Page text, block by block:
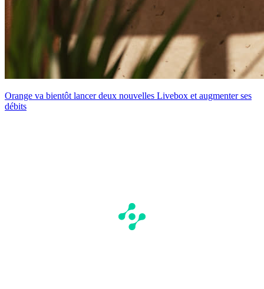
Orange va bientôt lancer deux nouvelles Livebox et augmenter ses
débits